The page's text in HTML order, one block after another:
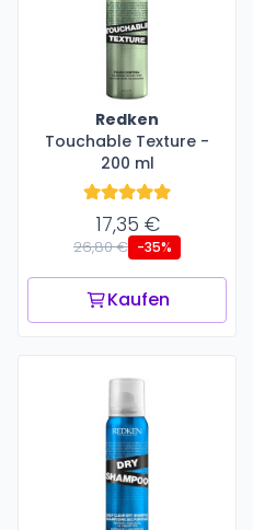
Redken
Touchable Texture -
200 ml
17,35 €
26,80 € -35%
Kaufen